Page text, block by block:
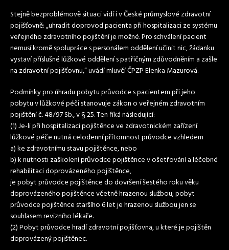
Stejně bezproblémově situaci vidí i v České průmyslové zdravotní
pojišťovně: „uhradit doprovod pacienta při hospitalizaci ze systému
veřejného zdravotního pojištění je možné. Pro schválení pacient
nemusí kromě spolupráce s personálem oddělení učinit nic, žádanku
vystaví příslušné lůžkové oddělení s patřičným zdůvodněním a zašle
na zdravotní pojišťovnu,“ uvádí mluvčí ČPZP Elenka Mazurová.
Podmínky pro úhradu pobytu průvodce s pacientem při jeho
pobytu v lůžkové péči stanovuje zákon o veřejném zdravotním
pojištění č. 48/97 Sb., v § 25. Ten říká následující:
(1) Je-li při hospitalizaci pojištěnce ve zdravotnickém zařízení
lůžkové péče nutná celodenní přítomnost průvodce vzhledem
a) ke zdravotnímu stavu pojištěnce, nebo
b) k nutnosti zaškolení průvodce pojištěnce v ošetřování a léčebné
rehabilitaci doprovázeného pojištěnce,
je pobyt průvodce pojištěnce do dovršení šestého roku věku
doprovázeného pojištěnce včetně hrazenou službou; pobyt
průvodce pojištěnce staršího 6 let je hrazenou službou jen se
souhlasem revizního lékaře.
(2) Pobyt průvodce hradí zdravotní pojišťovna, u které je pojištěn
doprovázený pojištěnec.